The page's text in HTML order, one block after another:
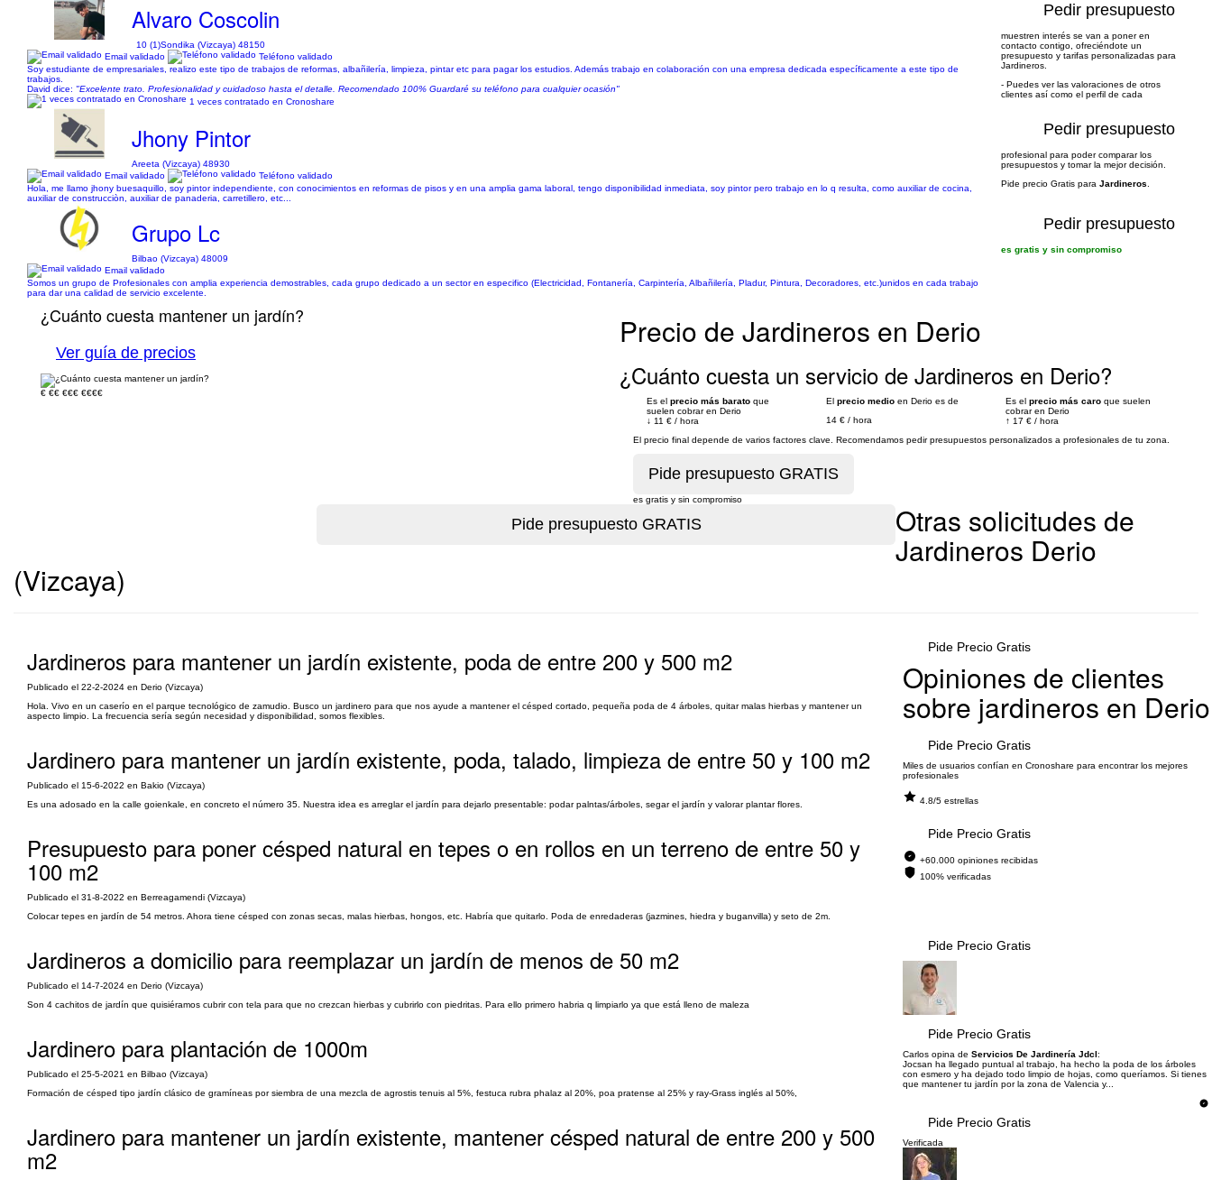
Alvaro Coscolin
10 (1)Sondika (Vizcaya) 48150
Email validado
Teléfono validado
Soy estudiante de empresariales, realizo este tipo de trabajos de reformas, albañilería, limpieza, pintar etc para pagar los estudios. Además trabajo en colaboración con una empresa dedicada específicamente a este tipo de
trabajos.
David dice: "Excelente trato. Profesionalidad y cuidadoso hasta el detalle. Recomendado 100% Guardaré su teléfono para cualquier ocasión"
1 veces contratado en Cronoshare
Pedir presupuesto
Jhony Pintor
Areeta (Vizcaya) 48930
Email validado
Teléfono validado
Hola, me llamo jhony buesaquillo, soy pintor independiente, con conocimientos en reformas de pisos y en una amplia gama laboral, tengo disponibilidad inmediata, soy pintor pero trabajo en lo q resulta, como auxiliar de cocina,
auxiliar de construcciòn, auxiliar de panaderia, carretillero, etc...
Pedir presupuesto
Grupo Lc
Bilbao (Vizcaya) 48009
Email validado
Somos un grupo de Profesionales con amplia experiencia demostrables, cada grupo dedicado a un sector en especifico (Electricidad, Fontanería, Carpintería, Albañilería, Pladur, Pintura, Decoradores, etc.)unidos en cada trabajo
para dar una calidad de servicio excelente.
Pedir presupuesto
¿Cuánto cuesta mantener un jardín?
Ver guía de precios
€ €€ €€€ €€€€
Precio de Jardineros en Derio
¿Cuánto cuesta un servicio de Jardineros en Derio?
Es el precio más barato que
suelen cobrar en Derio
↓ 11 € / hora
El precio medio en Derio es de
14 € / hora
Es el precio más caro que suelen
cobrar en Derio
↑ 17 € / hora
El precio final depende de varios factores clave. Recomendamos pedir presupuestos personalizados a profesionales de tu zona.
es gratis y sin compromiso
muestren interés se van a poner en
contacto contigo, ofreciéndote un
presupuesto y tarifas personalizadas para
Jardineros.
- Puedes ver las valoraciones de otros
clientes así como el perfil de cada
profesional para poder comparar los
presupuestos y tomar la mejor decisión.
Pide precio Gratis para Jardineros
es gratis y sin compromiso
Otras solicitudes de
Jardineros Derio
(Vizcaya)
Jardineros para mantener un jardín existente, poda de entre 200 y 500 m2
Publicado el 22-2-2024 en Derio (Vizcaya)
Hola. Vivo en un caserío en el parque tecnológico de zamudio. Busco un jardinero para que nos ayude a mantener el césped cortado, pequeña poda de 4 árboles, quitar malas hierbas y mantener un
aspecto limpio. La frecuencia sería según necesidad y disponibilidad, somos flexibles.
Pide Precio Gratis
Jardinero para mantener un jardín existente, poda, talado, limpieza de entre 50 y 100 m2
Publicado el 15-6-2022 en Bakio (Vizcaya)
Es una adosado en la calle goienkale, en concreto el número 35. Nuestra idea es arreglar el jardín para dejarlo presentable: podar palntas/árboles, segar el jardín y valorar plantar flores.
Pide Precio Gratis
Presupuesto para poner césped natural en tepes o en rollos en un terreno de entre 50 y
100 m2
Publicado el 31-8-2022 en Berreagamendi (Vizcaya)
Colocar tepes en jardín de 54 metros. Ahora tiene césped con zonas secas, malas hierbas, hongos, etc. Habría que quitarlo. Poda de enredaderas (jazmines, hiedra y buganvilla) y seto de 2m.
Pide Precio Gratis
Jardineros a domicilio para reemplazar un jardín de menos de 50 m2
Publicado el 14-7-2024 en Derio (Vizcaya)
Son 4 cachitos de jardín que quisiéramos cubrir con tela para que no crezcan hierbas y cubrirlo con piedritas. Para ello primero habria q limpiarlo ya que está lleno de maleza
Pide Precio Gratis
Jardinero para plantación de 1000m
Publicado el 25-5-2021 en Bilbao (Vizcaya)
Formación de césped tipo jardín clásico de gramíneas por siembra de una mezcla de agrostis tenuis al 5%, festuca rubra phalaz al 20%, poa pratense al 25% y ray-Grass inglés al 50%,
Pide Precio Gratis
Jardinero para mantener un jardín existente, mantener césped natural de entre 200 y 500
m2
Pide Precio Gratis
Opiniones de clientes
sobre jardineros en Derio
Miles de usuarios confían en Cronoshare para encontrar los mejores
profesionales
4.8/5 estrellas
+60.000 opiniones recibidas
100% verificadas
Carlos opina de Servicios De Jardinería Jdcl:
Jocsan ha llegado puntual al trabajo, ha hecho la poda de los árboles
con esmero y ha dejado todo limpio de hojas, como queríamos. Si tienes
que mantener tu jardín por la zona de Valencia y...
Verificada